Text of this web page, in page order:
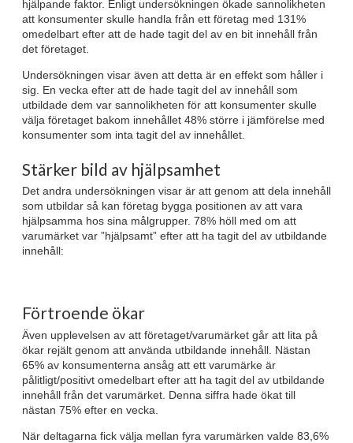
hjälpande faktor. Enligt undersökningen ökade sannolikheten
att konsumenter skulle handla från ett företag med 131%
omedelbart efter att de hade tagit del av en bit innehåll från
det företaget.
Undersökningen visar även att detta är en effekt som håller i
sig. En vecka efter att de hade tagit del av innehåll som
utbildade dem var sannolikheten för att konsumenter skulle
välja företaget bakom innehållet 48% större i jämförelse med
konsumenter som inta tagit del av innehållet.
Stärker bild av hjälpsamhet
Det andra undersökningen visar är att genom att dela innehåll
som utbildar så kan företag bygga positionen av att vara
hjälpsamma hos sina målgrupper. 78% höll med om att
varumärket var ”hjälpsamt” efter att ha tagit del av utbildande
innehåll:
Förtroende ökar
Även upplevelsen av att företaget/varumärket går att lita på
ökar rejält genom att använda utbildande innehåll. Nästan
65% av konsumenterna ansåg att ett varumärke är
pålitligt/positivt omedelbart efter att ha tagit del av utbildande
innehåll från det varumärket. Denna siffra hade ökat till
nästan 75% efter en vecka.
När deltagarna fick välja mellan fyra varumärken valde 83,6%